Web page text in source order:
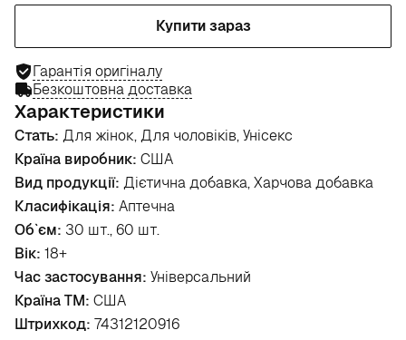
Купити зараз
Гарантія оригіналу
Безкоштовна доставка
Характеристики
Стать: Для жінок, Для чоловіків, Унісекс
Країна виробник: США
Вид продукції: Дієтична добавка, Харчова добавка
Класифікація: Аптечна
Об`єм: 30 шт., 60 шт.
Вік: 18+
Час застосування: Універсальний
Країна ТМ: США
Штрихкод: 74312120916